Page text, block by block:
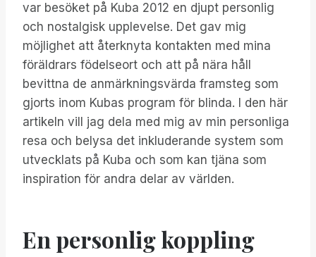
var besöket på Kuba 2012 en djupt personlig
och nostalgisk upplevelse. Det gav mig
möjlighet att återknyta kontakten med mina
föräldrars födelseort och att på nära håll
bevittna de anmärkningsvärda framsteg som
gjorts inom Kubas program för blinda. I den här
artikeln vill jag dela med mig av min personliga
resa och belysa det inkluderande system som
utvecklats på Kuba och som kan tjäna som
inspiration för andra delar av världen.
En personlig koppling